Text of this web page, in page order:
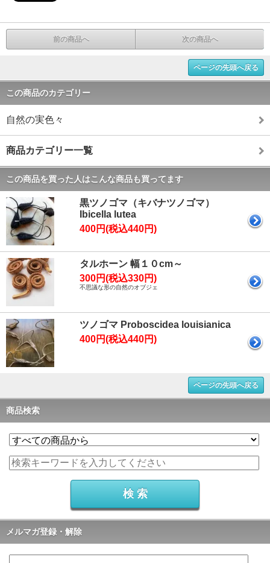
前の商品へ 次の商品へ
ページの先頭へ戻る
この商品のカテゴリー
自然の実色々
商品カテゴリー一覧
この商品を買った人はこんな商品も買ってます
黒ツノゴマ（キバナツノゴマ）
Ibicella lutea
400円(税込440円)
タルホーン 幅１０cm～
300円(税込330円)
不思議な形の自然のオブジェ
ツノゴマ Proboscidea louisianica
400円(税込440円)
ページの先頭へ戻る
商品検索
メルマガ登録・解除